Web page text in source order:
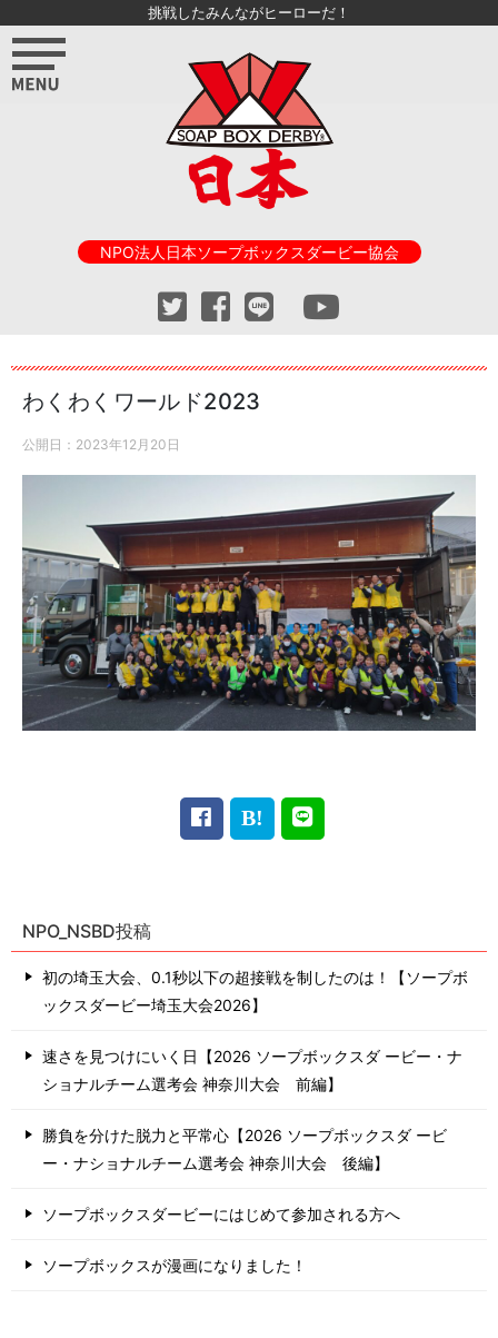
挑戦したみんながヒーローだ！
NPO法人日本ソープボックスダービー協会
わくわくワールド2023
公開日： 2023年12月20日
NPO_NSBD投稿
初の埼玉大会、0.1秒以下の超接戦を制したのは！【ソープボ
ックスダービー埼玉大会2026】
速さを見つけにいく日【2026 ソープボックスダ ービー・ナ
ショナルチーム選考会 神奈川⼤会 前編】
勝負を分けた脱力と平常心【2026 ソープボックスダ ービ
ー・ナショナルチーム選考会 神奈川⼤会 後編】
ソープボックスダービーにはじめて参加される方へ
ソープボックスが漫画になりました！